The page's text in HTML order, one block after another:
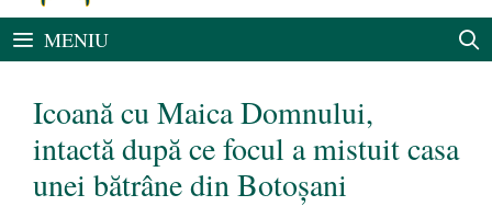
MENIU
Icoană cu Maica Domnului,
intactă după ce focul a mistuit casa
unei bătrâne din Botoșani